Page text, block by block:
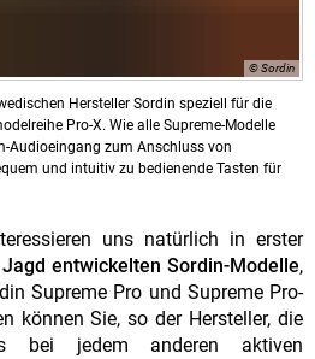
© Sordin
Hersteller Sordin speziell für die
Pro-X. Wie alle Supreme-Modelle
Audioeingang zum Anschluss von
und intuitiv zu bedienende Tasten für
uns natürlich in erster
entwickelten Sordin-Modelle,
Supreme Pro und Supreme Pro-
können Sie, so der Hersteller, die
bei jedem anderen aktiven